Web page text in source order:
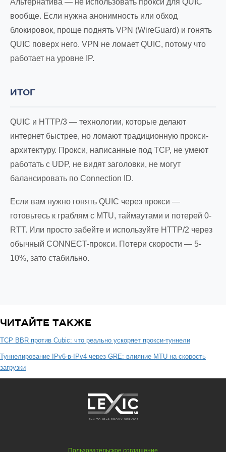
Альтернатива — не использовать прокси для QUIC
вообще. Если нужна анонимность или обход
блокировок, проще поднять VPN (WireGuard) и гонять
QUIC поверх него. VPN не ломает QUIC, потому что
работает на уровне IP.
ИТОГ
QUIC и HTTP/3 — технологии, которые делают
интернет быстрее, но ломают традиционную прокси-
архитектуру. Прокси, написанные под TCP, не умеют
работать с UDP, не видят заголовки, не могут
балансировать по Connection ID.
Если вам нужно гонять QUIC через прокси —
готовьтесь к граблям с MTU, таймаутами и потерей 0-
RTT. Или просто забейте и используйте HTTP/2 через
обычный CONNECT-прокси. Потери скорости — 5-
10%, зато стабильно.
ЧИТАЙТЕ ТАКЖЕ
TCP BBR против Cubic: что реально ускоряет прокси-туннели
Туннелирование IPv6-в-IPv4 через GRE: влияние MTU на скорость
загрузки
Пользовательское соглашение